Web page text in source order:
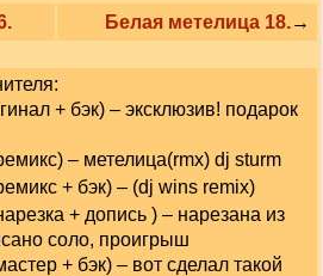
Белая метелица 18.→
+ бэк) – эксклюзив! подарок
– метелица(rmx) dj sturm
+ бэк) – (dj wins remix)
+ допись ) – нарезана из
соло, проигрыш
+ бэк) – вот сделал такой